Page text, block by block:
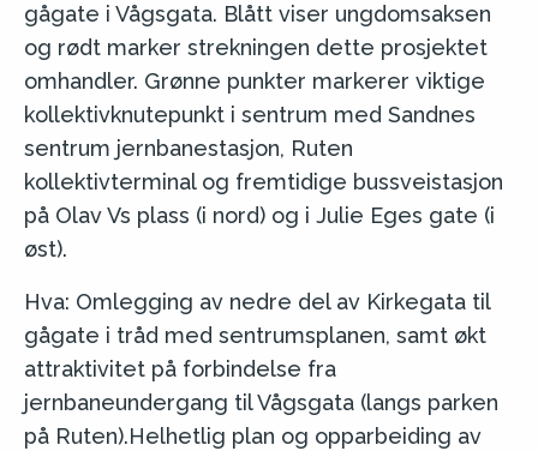
gågate i Vågsgata. Blått viser ungdomsaksen
og rødt marker strekningen dette prosjektet
omhandler. Grønne punkter markerer viktige
kollektivknutepunkt i sentrum med Sandnes
sentrum jernbanestasjon, Ruten
kollektivterminal og fremtidige bussveistasjon
på Olav Vs plass (i nord) og i Julie Eges gate (i
øst).
Hva: Omlegging av nedre del av Kirkegata til
gågate i tråd med sentrumsplanen, samt økt
attraktivitet på forbindelse fra
jernbaneundergang til Vågsgata (langs parken
på Ruten).Helhetlig plan og opparbeiding av